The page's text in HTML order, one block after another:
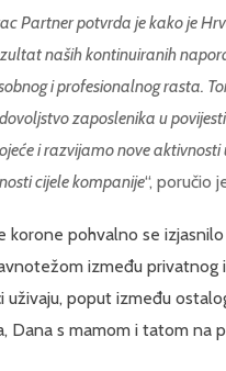
Partner potvrda je kako je
naših kontinuiranih
i profesionalnog rasta.
zaposlenika u
i razvijamo nove
cijele kompanije“, poručio
korone pohvalno se
između
poput između
Dana s mamom i tatom na